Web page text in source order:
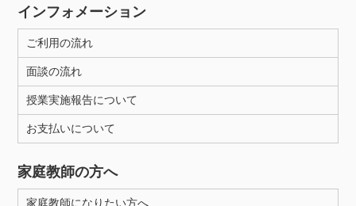
インフォメーション
ご利用の流れ
面談の流れ
授業実施報告について
お支払いについて
家庭教師の方へ
家庭教師になりたい方へ